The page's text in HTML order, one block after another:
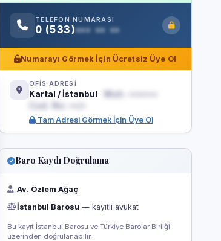
TELEFON NUMARASI
0 (533)••• •• ••
Numarayı Görmek İçin Ücretsiz Üye Ol
OFİS ADRESİ
Kartal / İstanbul ·
Cad. No: ••/•
Tam Adresi Görmek İçin Üye Ol
Baro Kaydı Doğrulama
Av. Özlem Ağaç
İstanbul Barosu — kayıtlı avukat
Bu kayıt İstanbul Barosu ve Türkiye Barolar Birliği
üzerinden doğrulanabilir.